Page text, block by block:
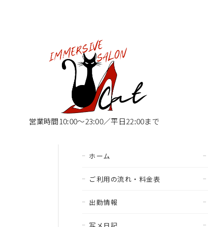
営業時間10:00〜23:00／平日22:00まで
ホーム
ご利用の流れ・料金表
出勤情報